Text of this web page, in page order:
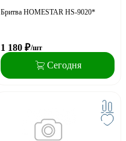
Бритва HOMESTAR HS-9020*
1 180 ₽/шт
Сегодня